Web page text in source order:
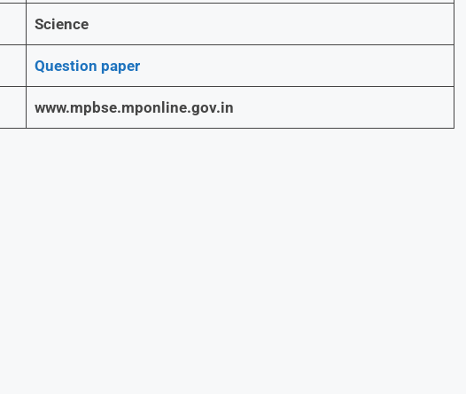
Science
Question paper
www.mpbse.mponline.gov.in